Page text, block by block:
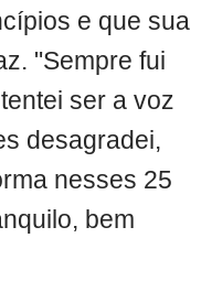
e que sua
"Sempre fui
ser a voz
desagradei,
nesses 25
bem